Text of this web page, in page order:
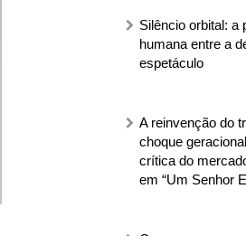
Silêncio orbital: a
humana entre a
espetáculo
A reinvenção do
choque
crítica do
em “Um Senhor